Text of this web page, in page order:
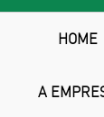
HOME
A